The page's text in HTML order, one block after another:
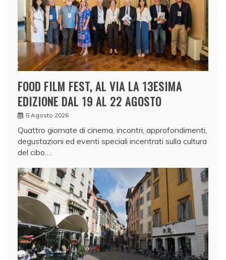
FOOD FILM FEST, AL VIA LA 13ESIMA
EDIZIONE DAL 19 AL 22 AGOSTO
5 Agosto 2026
Quattro giornate di cinema, incontri, approfondimenti,
degustazioni ed eventi speciali incentrati sulla cultura
del cibo.…